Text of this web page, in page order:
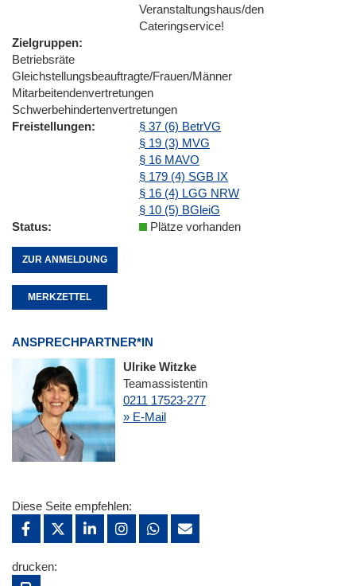
Veranstaltungshaus/den
Cateringservice!
Zielgruppen
Betriebsräte
Gleichstellungsbeauftragte/Frauen/Männer
Mitarbeitendenvertretungen
Schwerbehindertenvertretungen
Freistellungen
§ 37 (6) BetrVG
§ 19 (3) MVG
§ 16 MAVO
§ 179 (4) SGB IX
§ 16 (4) LGG NRW
§ 10 (5) BGleiG
Status
Plätze vorhanden
ZUR ANMELDUNG
MERKZETTEL
ANSPRECHPARTNER*IN
Ulrike Witzke
Teamassistentin
0211 17523-277
» E-Mail
Diese Seite empfehlen:
drucken: